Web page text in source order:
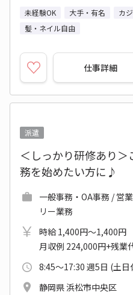
未経験OK 大手・有名 カ
髪・ネイル自由
仕事詳細
派遣
＜しっかり研修あり
務を始めたい方に♪
一般事務・OA事務 / 営
リー業務
時給 1,400円～1,400円
月収例 224,000円+残業
8:45～17:30 週5日 (土日
静岡県 浜松市中央区